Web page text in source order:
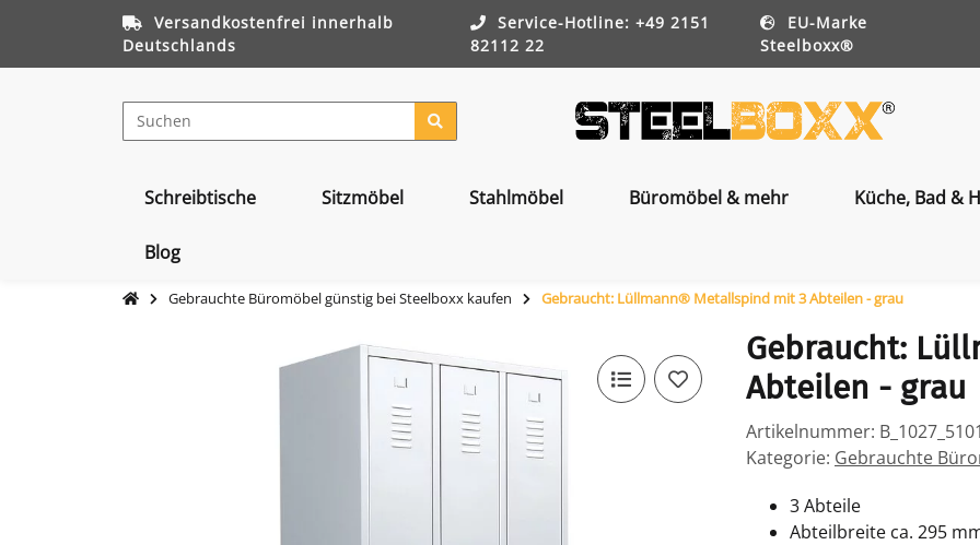
Versandkostenfrei innerhalb
Deutschlands
Service-Hotline: +49 2151
82112 22
EU-Marke
Steelboxx®
Schreibtische Sitzmöbel Stahlmöbel Büromöbel & mehr Küche, Bad &
Blog
Gebrauchte Büromöbel günstig bei Steelboxx kaufen Gebraucht: Lüllmann® Metallspind mit 3 Abteilen - grau
Gebraucht:
Abteilen - grau
Artikelnummer:
Kategorie: Gebrauchte
3 Abteile
Abteilbreite ca. 295